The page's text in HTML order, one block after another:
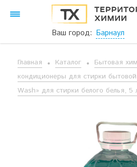
Ваш город: Барнаул
Главная Каталог Бытовая
кондиционеры для стирки
Wash» для стирки белого белья, 5